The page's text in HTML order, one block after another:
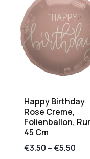
Happy Birthday
Rose Creme,
Folienballon,
45 Cm
€3.50 –€5.50